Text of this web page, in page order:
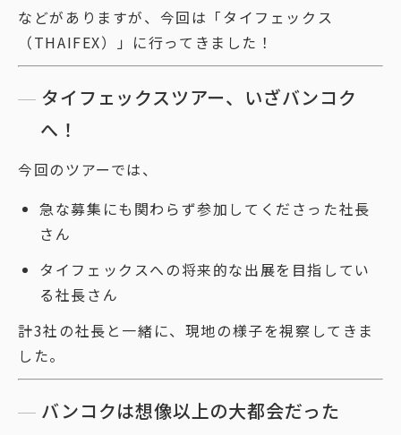
などがありますが、今回は「タイフェックス
（THAIFEX）」に行ってきました！
タイフェックスツアー、いざバンコク
へ！
今回のツアーでは、
急な募集にも関わらず参加してくださった社長
さん
タイフェックスへの将来的な出展を目指してい
る社長さん
計3社の社長と一緒に、現地の様子を視察してきま
した。
バンコクは想像以上の大都会だった